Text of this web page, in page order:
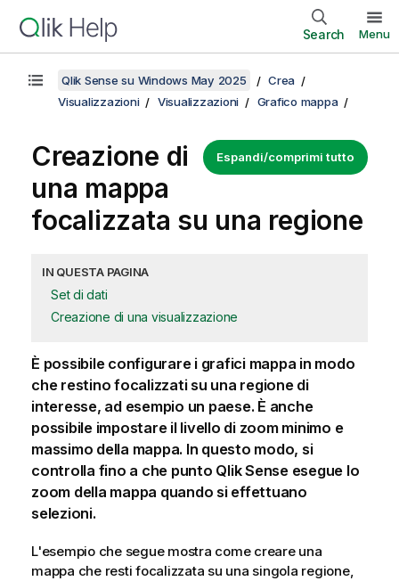
Search Menu
Qlik Sense su Windows May 2025
Crea
Visualizzazioni
Visualizzazioni Grafico mappa
Espandi/comprimi tutto
Creazione di
una mappa
focalizzata su una regione
IN QUESTA PAGINA
Set di dati
Creazione di una visualizzazione
È possibile configurare i grafici mappa in modo
che restino focalizzati su una regione di
interesse, ad esempio un paese. È anche
possibile impostare il livello di zoom minimo e
massimo della mappa. In questo modo, si
controlla fino a che punto Qlik Senseesegue lo
zoom della mappa quando si effettuano
selezioni.
L'esempio che segue mostra come creare una
mappa che resti focalizzata su una singola regione,